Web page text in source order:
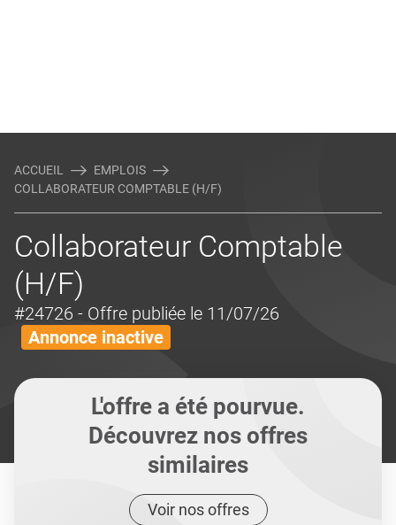
ACCUEIL
EMPLOIS
COLLABORATEUR COMPTABLE (H/F)
Collaborateur Comptable
(H/F)
#24726 - Offre publiée le 11/07/26
Annonce inactive
L'offre a été pourvue.
Découvrez nos offres
similaires
Voir nos offres